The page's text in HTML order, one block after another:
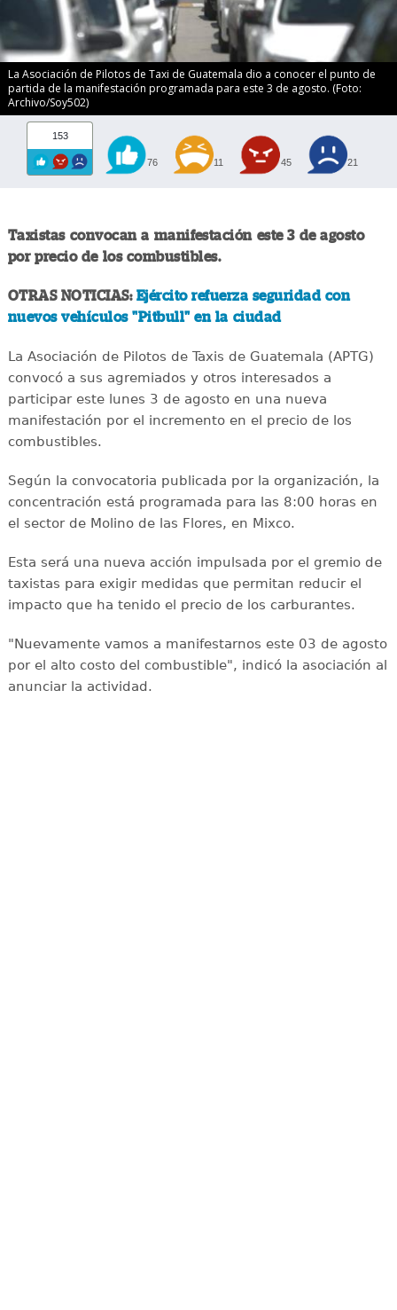
La Asociación de Pilotos de Taxi de Guatemala dio a conocer el punto de
partida de la manifestación programada para este 3 de agosto. (Foto:
Archivo/Soy502)
153
76 11 45 21
Taxistas convocan a manifestación este 3 de agosto
por precio de los combustibles.
OTRAS NOTICIAS: Ejército refuerza seguridad con
nuevos vehículos "Pitbull" en la ciudad
La Asociación de Pilotos de Taxis de Guatemala (APTG)
convocó a sus agremiados y otros interesados a
participar este lunes 3 de agosto en una nueva
manifestación por el incremento en el precio de los
combustibles.
Según la convocatoria publicada por la organización, la
concentración está programada para las 8:00 horas en
el sector de Molino de las Flores, en Mixco.
Esta será una nueva acción impulsada por el gremio de
taxistas para exigir medidas que permitan reducir el
impacto que ha tenido el precio de los carburantes.
"Nuevamente vamos a manifestarnos este 03 de agosto
por el alto costo del combustible", indicó la asociación al
anunciar la actividad.